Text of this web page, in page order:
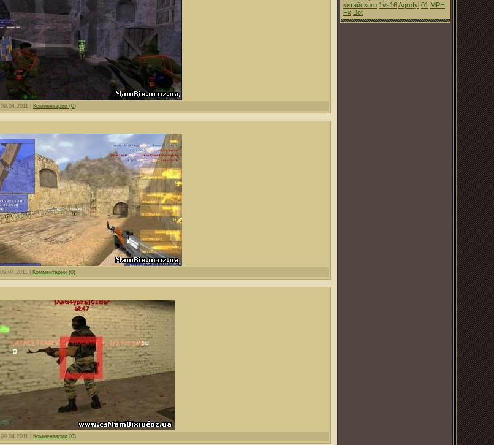
09.04.2011 Комментарии (0)
09.04.2011 Комментарии (0)
09.04.2011 Комментарии (0)
китайского 1vs16Agrofyl 01 MPH
Fx Bot